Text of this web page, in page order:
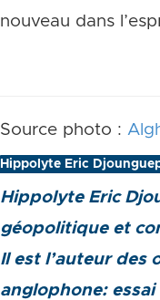
nouveau dans
Source photo :
Hippolyte Eric
Hippolyte Eric
géopolitique et
Il est l’auteur des
anglophone: